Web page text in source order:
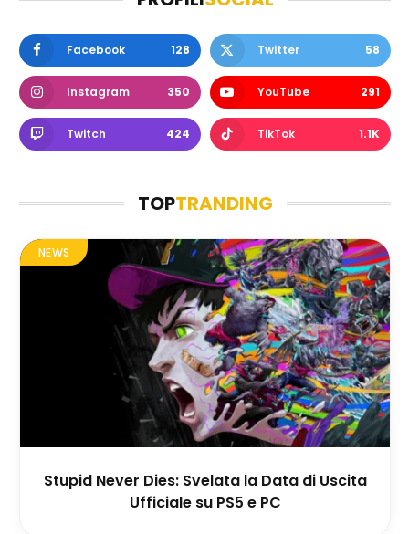
Facebook 128 Twitter 58
Instagram 350 YouTube 291
Twitch 424 TikTok 1.1K
TOPTRANDING
NEWS
Stupid Never Dies: Svelata la Data di Uscita
Ufficiale su PS5 e PC